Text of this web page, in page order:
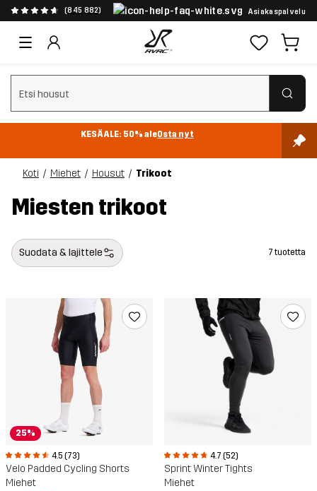
(845 882) Asiakaspalvelu
Tyhjennä haku
KESÄALE: 50% aleOsta nyt
Koti Miehet Housut Trikoot
Miesten trikoot
Suodata & lajittele 7 tuotetta
25%
4.5 (73)
Velo Padded Cycling Shorts
Miehet
4.7 (52)
Sprint Winter Tights
Miehet